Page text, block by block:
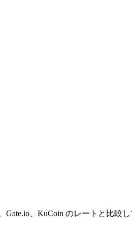
、KuCoin のレートと比較